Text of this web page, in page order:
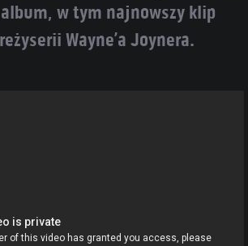
w tym najnowszy klip
Wayne’a Joynera.